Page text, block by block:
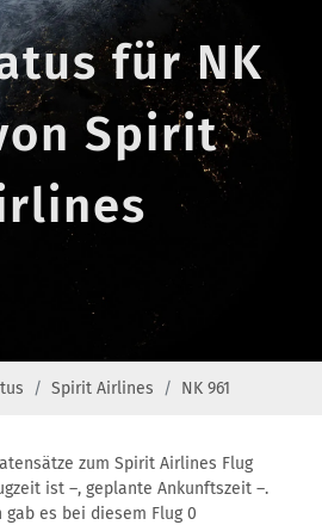
für NK
Spirit
Spirit Airlines NK 961
zum Spirit Airlines Flug
ist –, geplante Ankunftszeit –.
es bei diesem Flug 0